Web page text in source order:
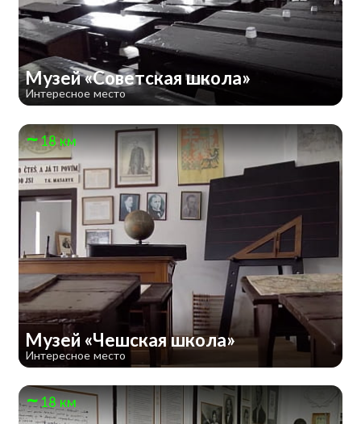
Музей «Советская школа»
Интересное место
18 км
Музей «Чешская школа»
Интересное место
18 км